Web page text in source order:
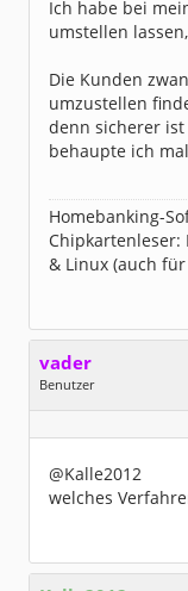
Dabei seit:
11 /
Ich habe bei
umstellen
Die Kunden
umzustellen
denn sicherer ist
behaupte ich
Homebanking-
Chipkartenleser:
& Linux (auch
vader
Benutzer
Geschlecht:
keine
Dabei seit:
12 /
@Kalle2012
welches